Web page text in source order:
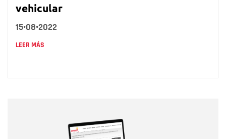
vehicular
15•08•2022
LEER MÁS